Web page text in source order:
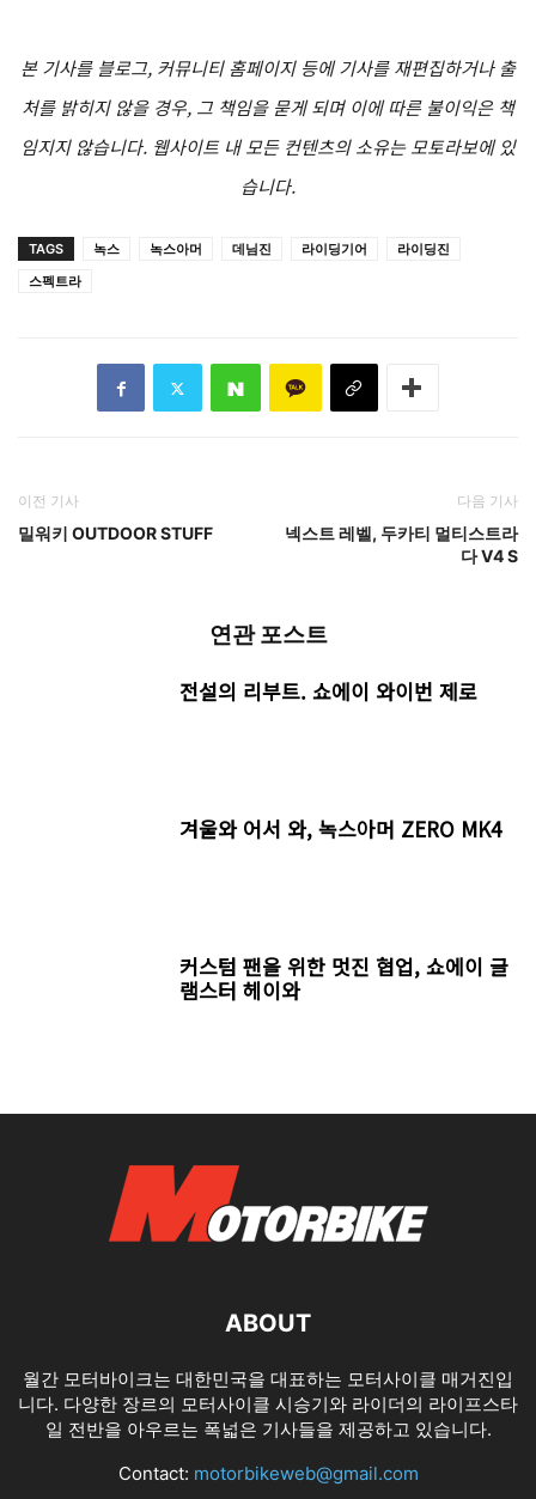
본 기사를 블로그, 커뮤니티 홈페이지 등에 기사를 재편집하거나 출
처를 밝히지 않을 경우, 그 책임을 묻게 되며 이에 따른 불이익은 책
임지지 않습니다. 웹사이트 내 모든 컨텐츠의 소유는 모토라보에 있
습니다.
TAGS 녹스 녹스아머 데님진 라이딩기어
라이딩진
스펙트라
이전 기사
밀워키 OUTDOOR STUFF
다음 기사
넥스트 레벨, 두카티 멀티스트라
다 V4 S
연관 포스트
전설의 리부트. 쇼에이 와이번 제로
겨울와 어서 와, 녹스아머 ZERO MK4
커스텀 팬을 위한 멋진 협업, 쇼에이 글
램스터 헤이와
ABOUT
월간 모터바이크는 대한민국을 대표하는 모터사이클 매거진입
니다. 다양한 장르의 모터사이클 시승기와 라이더의 라이프스타
일 전반을 아우르는 폭넓은 기사들을 제공하고 있습니다.
Contact: motorbikeweb@gmail.com